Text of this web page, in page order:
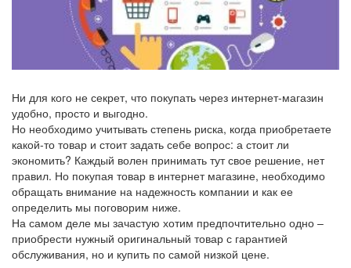
Ни для кого не секрет, что покупать через интернет-магазин
удобно, просто и выгодно.
Но необходимо учитывать степень риска, когда приобретаете
какой-то товар и стоит задать себе вопрос: а стоит ли
экономить? Каждый волен принимать тут свое решение, нет
правил. Но покупая товар в интернет магазине, необходимо
обращать внимание на надежность компании и как ее
определить мы поговорим ниже.
На самом деле мы зачастую хотим предпочтительно одно –
приобрести нужный оригинальный товар с гарантией
обслуживания, но и купить по самой низкой цене.